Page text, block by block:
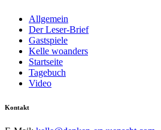
Allgemein
Der Leser-Brief
Gastspiele
Kelle woanders
Startseite
Tagebuch
Video
Kontakt